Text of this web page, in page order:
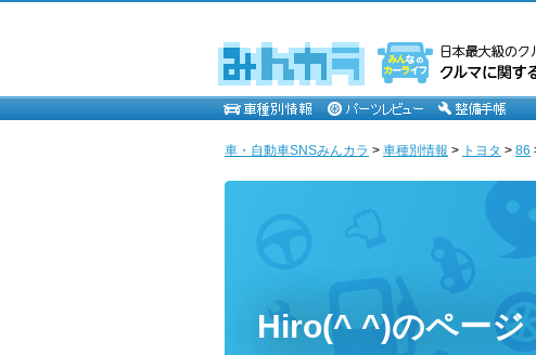
車・自動車SNSみんカラ > 車種別情報 > トヨタ > 86
Hiro(^ ^)のページ